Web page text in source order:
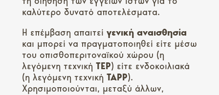
καλύτερο δυνατό αποτελέσματα.
Η επέμβαση απαιτεί γενική αναισθησία
και μπορεί να πραγματοποιηθεί είτε μέσω
του οπισθοπεριτοναϊκού χώρου (η
λεγόμενη τεχνική TEP) είτε ενδοκοιλιακά
(η λεγόμενη τεχνική TAPP).
Χρησιμοποιούνται, μεταξύ άλλων,